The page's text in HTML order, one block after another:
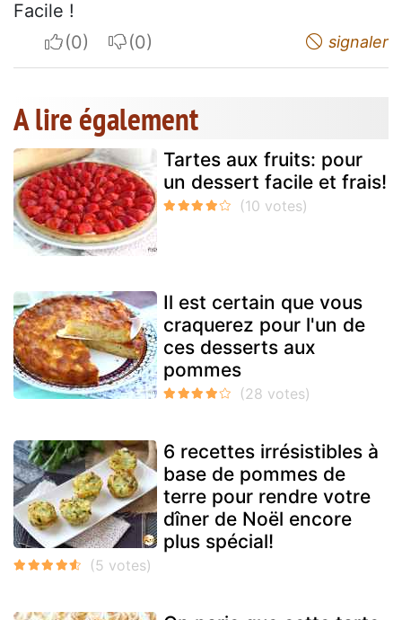
Facile !
I apreciateI do not appreciate signaler
A lire également
Tartes aux fruits: pour
un dessert facile et frais!
Il est certain que vous
craquerez pour l'un de
ces desserts aux
pommes
6 recettes irrésistibles à
base de pommes de
terre pour rendre votre
dîner de Noël encore
plus spécial!